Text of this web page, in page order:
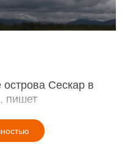
Сескар в
пишет